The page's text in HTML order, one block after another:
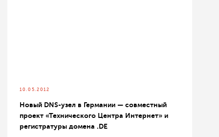
10.05.2012
Новый DNS-узел в Германии — совместный
проект «Технического Центра Интернет» и
регистратуры домена .DE